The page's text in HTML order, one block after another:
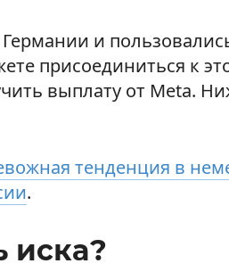
и
присоединиться к
выплату от Meta.
тенденция в
.
иска?